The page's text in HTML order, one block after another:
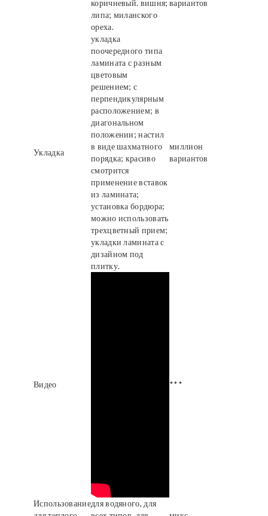
коричневый. вишня;
липа; миланского
ореха.
вариантов
Укладка
укладка
поочередного типа
ламината с разным
цветовым
решением; с
перпендикулярным
расположением; в
диагональном
положении; настил
в виде шахматного
порядка; красиво
смотрится
применение вставок
из ламината;
установка бордюра;
можно использовать
трехцветный прием;
укладки ламината с
дизайном под
плитку.
миллион
вариантов
Видео ***
Использованиедля водяного, для